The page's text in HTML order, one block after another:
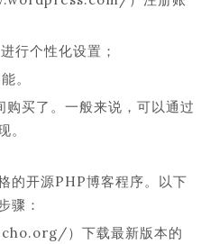
行个性化设置；
。
买了。一般来说，可以通过
。
的开源PHP博客程序。以下
骤：
）下载最新版本的